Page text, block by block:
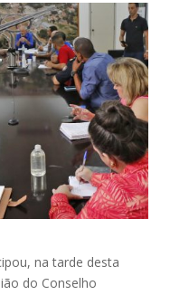
na tarde desta
do Conselho